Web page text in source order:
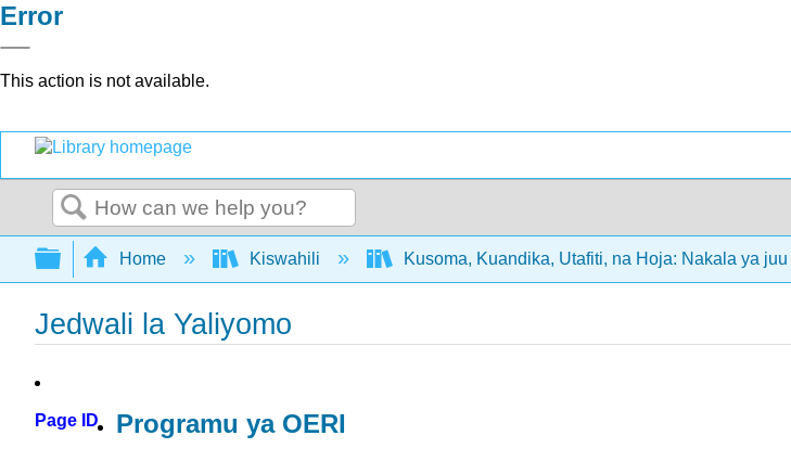
Error
This action is not available.
Search
Expand/collapse global hierarchy
Home Kiswahili Kusoma, Kuandika, Utafiti, na Hoja: Nakala ya
Jedwali la Yaliyomo
Page ID
Programu ya OERI